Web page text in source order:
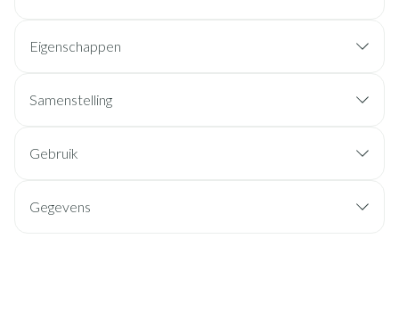
Eigenschappen
Samenstelling
Gebruik
Gegevens